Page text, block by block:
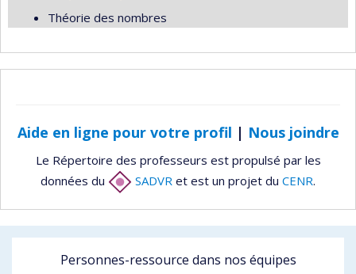
Théorie des nombres
Aide en ligne pour votre profil | Nous joindre
Le Répertoire des professeurs est propulsé par les
données du
SADVR et est un projet du CENR.
Personnes-ressource dans nos équipes